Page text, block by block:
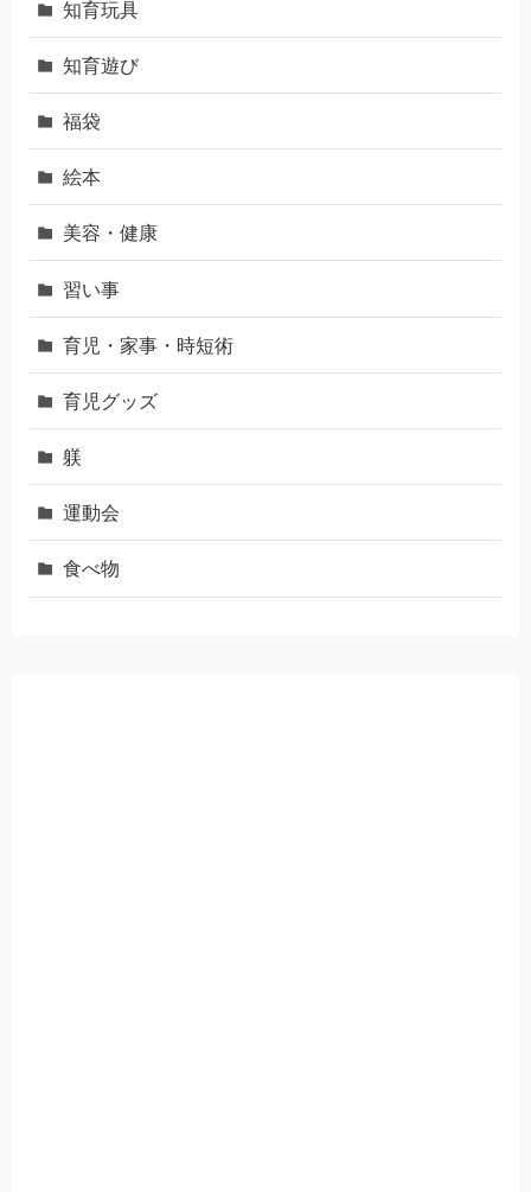
知育玩具
知育遊び
福袋
絵本
美容・健康
習い事
育児・家事・時短術
育児グッズ
躾
運動会
食べ物